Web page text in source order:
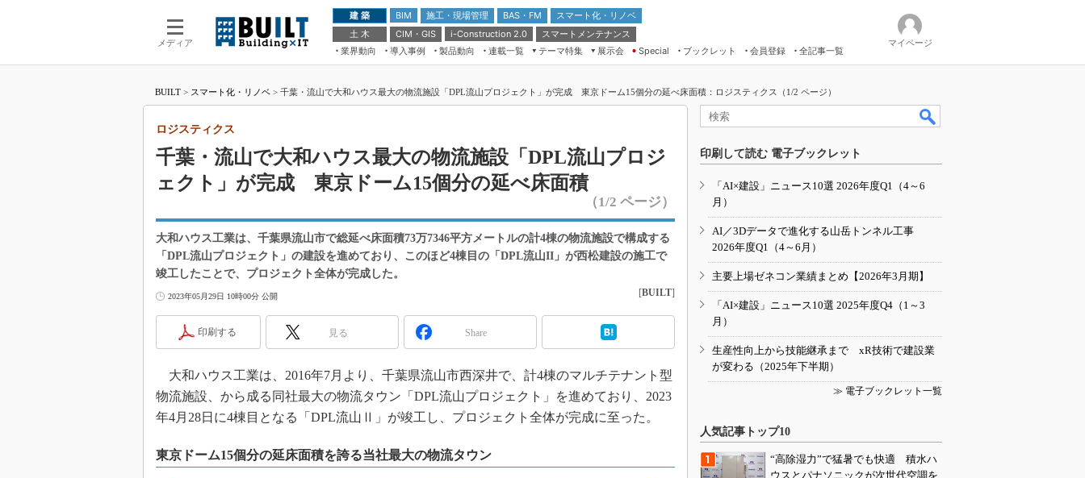
メディア
建 築 BIM 施工・現場管理 BAS・FM
スマート化・リノベ
土 木
CIM・GIS i-Construction 2.0
スマートメンテナンス
業界動向
導入事例 製品動向 連載一覧
テーマ特集
ドローンがもたらす建設業界の“ゲー
ムチェンジ” Ver.2.0
“Society5.0”時代のスマートビル
VR／ARが描くモノづくりのミライ
展示会
第8回 国際 建設・測量展
築・土木・不動産の先端技術展－
Japan Drone 2023
2020
日本 ものづくりワールド 2020
Special ブックレット 会員登録 全記事一覧
マイページ
BUILT > スマート化・リノベ > 千葉・流山で大和ハウス最大の物流施設「DPL流山プロジェクト」が完成 東京ドーム15個分の延べ床面積：ロジスティクス（1/2 ページ）
千葉・流山で大和ハウス最大の物流施設「DPL流山プロジ
ェクト」が完成 東京ドーム15個分の延べ床面積
ロジスティクス
（1/2 ページ）
大和ハウス工業は、千葉県流山市で総延べ床面積73万7346平方メートルの計4棟の物流施設で構成する
「DPL流山プロジェクト」の建設を進めており、このほど4棟目の「DPL流山II」が西松建設の施工で
竣工したことで、プロジェクト全体が完成した。
2023年05月29日 10時00分 公開 [BUILT]
印刷する 見る Share
大和ハウス工業は、2016年7月より、千葉県流山市西深井で、計4棟のマルチテナント型
物流施設、から成る同社最大の物流タウン「DPL流山プロジェクト」を進めており、2023
年4月28日に4棟目となる「DPL流山Ⅱ」が竣工し、プロジェクト全体が完成に至った。
東京ドーム15個分の延床面積を誇る当社最大の物流タウン
印刷して読む 電子ブックレット
「AI×建設」ニュース10選 2026年度Q1（4～6
月）
AI／3Dデータで進化する山岳トンネル工事
2026年度Q1（4～6月）
主要上場ゼネコン業績まとめ【2026年3月期】
「AI×建設」ニュース10選 2025年度Q4（1～3
月）
生産性向上から技能継承まで xR技術で建設業
が変わる（2025年下半期）
≫ 電子ブックレット一覧
人気記事トップ10
“高除湿力”で猛暑でも快適 積水ハ
ウスとパナソニックが次世代空調を